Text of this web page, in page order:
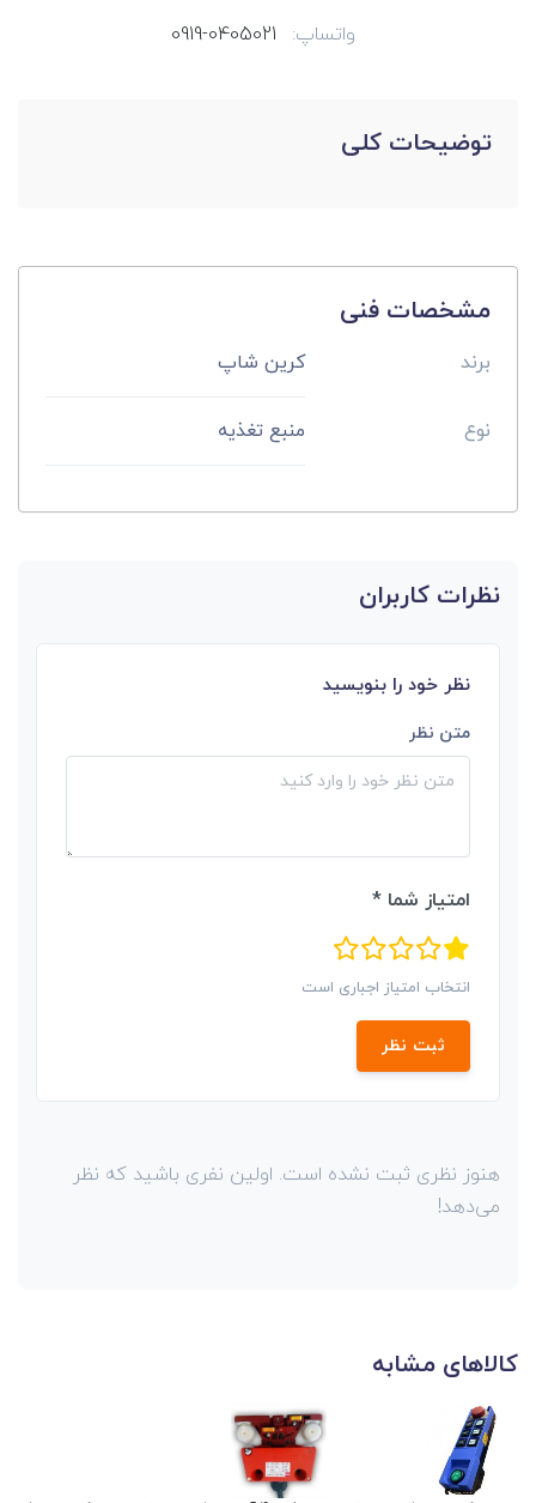
واتساپ:
0919-0405021
توضیحات کلی
مشخصات فنی
برند کرین شاپ
نوع منبع تغذیه
نظرات کاربران
نظر خود را بنویسید
متن نظر
امتیاز شما *
انتخاب امتیاز اجباری است
ثبت نظر
هنوز نظری ثبت نشده است. اولین نفری باشید که نظر
می‌دهد!
کالاهای مشابه